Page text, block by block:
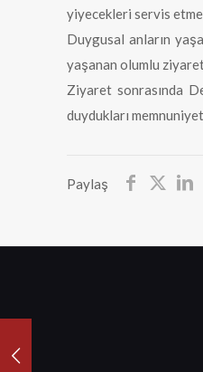
yiyecekleri servis
Duygusal anların
yaşanan olumlu
Ziyaret sonrasında
duydukları
Paylaş